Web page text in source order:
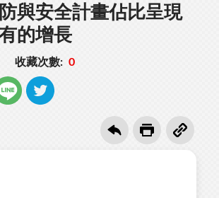
與安全計畫佔比呈現
的增長
收藏次數: 0